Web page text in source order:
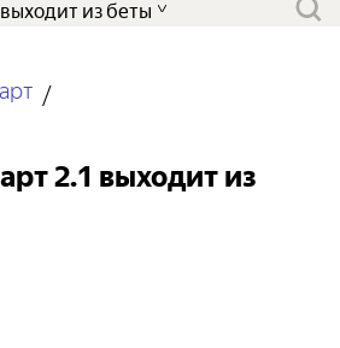
2.1 выходит из